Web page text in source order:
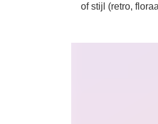
of stijl (retro,